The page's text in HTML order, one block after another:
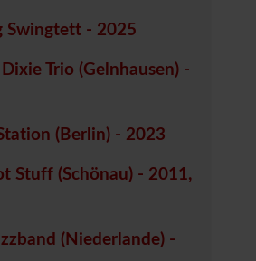
Swingtett - 2025
Dixie Trio (Gelnhausen) -
(Berlin) - 2023
Stuff (Schönau) - 2011,
(Niederlande) -